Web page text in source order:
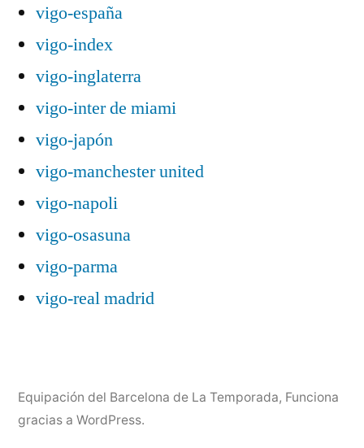
vigo-españa
vigo-index
vigo-inglaterra
vigo-inter de miami
vigo-japón
vigo-manchester united
vigo-napoli
vigo-osasuna
vigo-parma
vigo-real madrid
Equipación del Barcelona de La Temporada, Funciona
gracias a WordPress.